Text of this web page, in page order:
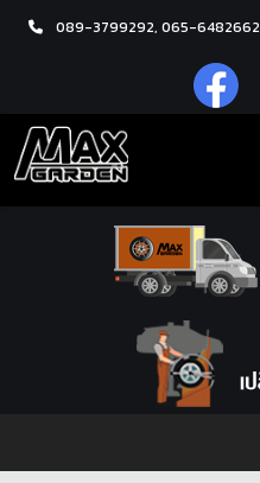
089-3799292, 065-6482662
หน้าแรก